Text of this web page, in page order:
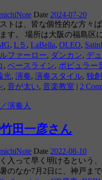
Date 2024-07-20
トは、皆な個性的な方々
す。 場所は大阪の福島区
, L５ , LaBella, OLEO,
ファーロー, ダンカン, デ
, ベースライン, ポピュラー
光, 演奏, 演奏スタイル, 独
, 音が太い, 音楽教室 | 2
演奏人
田一彦さん
Date 2022-08-10
入って早く明けるという
のなか7月2日に、神戸ま